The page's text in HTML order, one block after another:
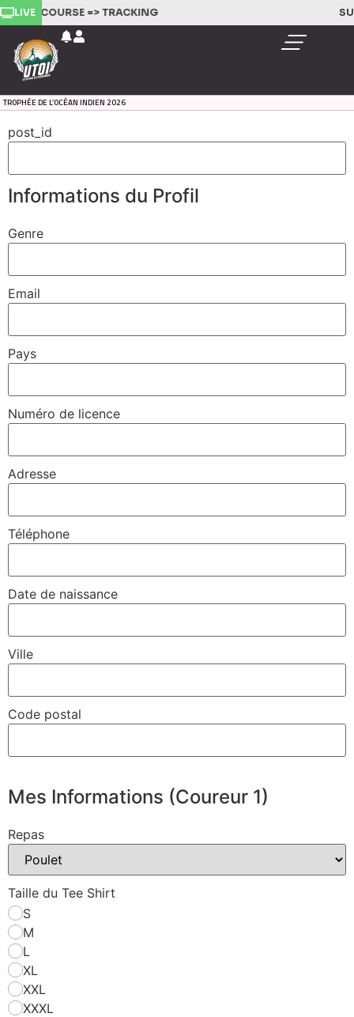
LIVELA COURSE =>TRACKING
TROPHÉE DE L’OCÉAN INDIEN 2026
post_id
Informations du Profil
Genre
Email
Pays
Numéro de licence
Adresse
Téléphone
Date de naissance
Ville
Code postal
Mes Informations (Coureur 1)
Repas
Taille du Tee Shirt
S
M
L
XL
XXL
XXXL